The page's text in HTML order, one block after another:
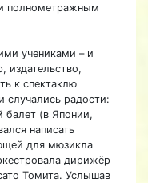
полнометражным
учениками – и
издательство,
к спектаклю
случались радости:
балет (в Японии,
написать
для мюзикла
дирижёр
Томита. Услышав